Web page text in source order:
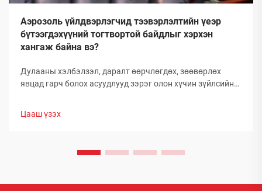
Аэрозоль үйлдвэрлэгчид тээвэрлэлтийн үеэр
бүтээгдэхүүний тогтвортой байдлыг хэрхэн
хангаж байна вэ?
Дулааны хэлбэлзэл, даралт өөрчлөгдөх, зөөвөрлөх
явцад гарч болох асуудлууд зэрэг олон хүчин зүйлсийн
байдлыг хадгалахад тооless дундаа сорилтуудтай
арга хэмжээ авах шаардлагатай.
Цааш үзэх